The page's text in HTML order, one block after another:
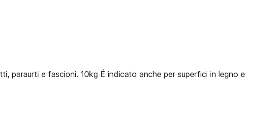
paraurti e fascioni. 10kg É indicato anche per superfici in legno e